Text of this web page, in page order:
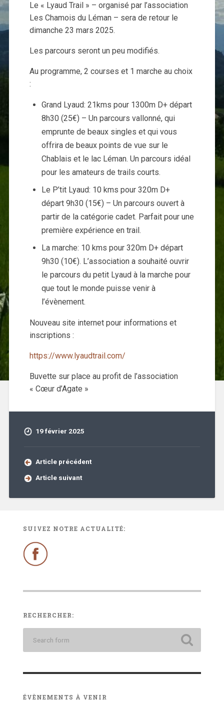
Le « Lyaud Trail » – organisé par l’association
Les Chamois du Léman – sera de retour le
dimanche 23 mars 2025.
Les parcours seront un peu modifiés.
Au programme, 2 courses et 1 marche au choix
:
Grand Lyaud: 21kms pour 1300m D+ départ
8h30 (25€) – Un parcours vallonné, qui
emprunte de beaux singles et qui vous
offrira de beaux points de vue sur le
Chablais et le lac Léman. Un parcours idéal
pour les amateurs de trails courts.
Le P’tit Lyaud: 10 kms pour 320m D+
départ 9h30 (15€) – Un parcours ouvert à
partir de la catégorie cadet. Parfait pour une
première expérience en trail.
La marche: 10 kms pour 320m D+ départ
9h30 (10€). L’association a souhaité ouvrir
le parcours du petit Lyaud à la marche pour
que tout le monde puisse venir à
l’évènement.
Nouveau site internet pour informations et
inscriptions :
https://www.lyaudtrail.com/
Buvette sur place au profit de l’association
« Cœur d’Agate »
19 février 2025
Article précédent
Article suivant
SUIVEZ NOTRE ACTUALITÉ:
RECHERCHER:
ÉVÈNEMENTS À VENIR